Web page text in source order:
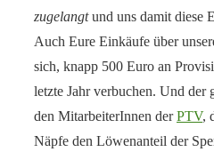
zugelangtund uns damit diese
Auch Eure Einkäufe über
sich, knapp 500 Euro an
letzte Jahr verbuchen. Und
den MitarbeiterInnen derPTV,
Näpfe den Löwenanteil der